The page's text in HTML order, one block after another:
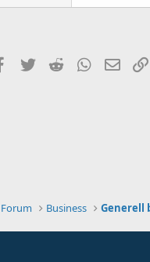
Facebook
Twitter Reddit WhatsApp
E-post
Forum Business Generell